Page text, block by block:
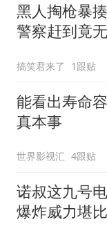
黑人掏枪暴
警察赶到竟
搞笑君来了 1跟贴
能看出寿命
真本事
世界影视汇 4跟贴
诺叔这九号
爆炸威力堪